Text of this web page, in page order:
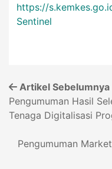
https://
Sentinel
Artikel Sebelumnya
Pengumuman Hasil
Tenaga Digitalisasi
Pengumuman